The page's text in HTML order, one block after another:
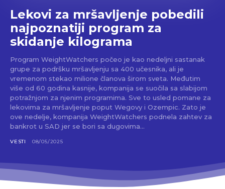
Lekovi za mršavljenje pobedili
najpoznatiji program za
skidanje kilograma
Program WeightWatchers počeo je kao nedeljni sastanak
grupe za podršku mršavljenju sa 400 učesnika, ali je
vremenom stekao milione članova širom sveta. Međutim
više od 60 godina kasnije, kompanija se suočila sa slabijom
potražnjom za njenim programima. Sve to usled pomane za
lekovima za mršavljenje poput Wegovy i Ozempic. Zato je
ove nedelje, kompanija WeightWatchers podnela zahtev za
bankrot u SAD jer se bori sa dugovima...
VESTI 08/05/2025